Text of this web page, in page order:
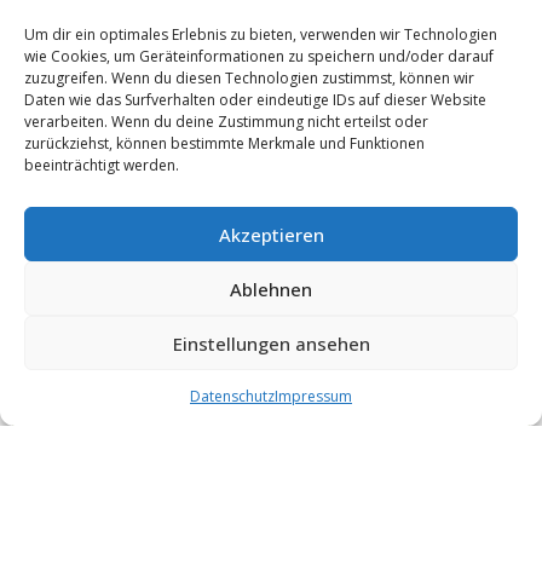
Um dir ein optimales Erlebnis zu bieten, verwenden wir Technologien
wie Cookies, um Geräteinformationen zu speichern und/oder darauf
zuzugreifen. Wenn du diesen Technologien zustimmst, können wir
Daten wie das Surfverhalten oder eindeutige IDs auf dieser Website
verarbeiten. Wenn du deine Zustimmung nicht erteilst oder
zurückziehst, können bestimmte Merkmale und Funktionen
beeinträchtigt werden.
Akzeptieren
Ablehnen
Einstellungen ansehen
DatenschutzImpressum
NORDIC WALKING IM FRÜHLING &
SOMMER